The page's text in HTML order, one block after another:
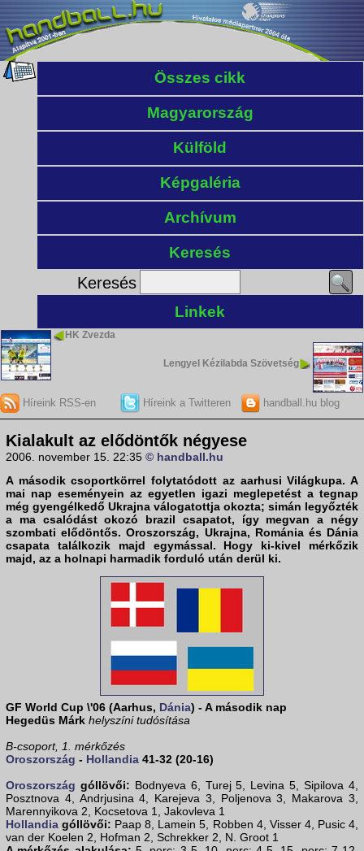
Összes cikk
Magyarország
Külföld
Képgaléria
Archívum
Keresés
Keresés
Linkek
HK Zvezda
Lengyel Kézilabda Szövetség
Híreink RSS-en Híreink a Twitteren handball.hu blog
Kialakult az elődöntők négyese
2006. november 15. 22:35 © handball.hu
A második csoportkörrel folytatódott az aarhusiVilágkupa. A
mai nap eseményein az egyetlen igazi meglepetést a tegnap
még gyengélkedő Ukrajna válogatottja okozta; simán legyőzték
a ma csalódást okozó brazil csapatot, így megvan a négy
szombati elődöntős.Oroszország, Ukrajna, Romániaés Dánia
csapata találkozik majd egymással. Hogy ki-kivel mérkőzik
majd, az a holnapi harmadik forduló után derül ki.
GF World Cup \'06 (Aarhus, Dánia) - A második nap
Hegedüs Márk helyszíni tudósítása
B-csoport, 1. mérkőzés
Oroszország - Hollandia 41-32 (20-16)
Oroszország góllövői: Bodnyeva 6, Turej 5, Levina 5, Sipilova 4,
Posztnova 4, Andrjusina 4, Karejeva 3, Poljenova 3, Makarova 3,
Marennyikova 2, Kocsetova 1, Jakovleva 1
Hollandia góllövői: Paap 8, Lamein 5, Robben 4, Visser 4, Pusic 4,
van der Koelen 2, Hofman 2, Schrekker 2, N. Groot 1